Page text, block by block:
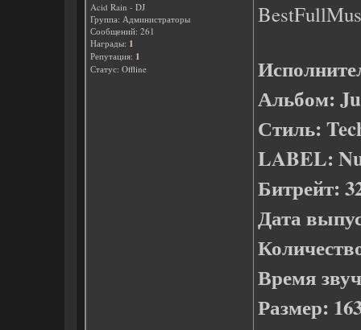
Acid Rain - DJ
Группа: Администраторы
Сообщений: 261
Награды: 1
Репутация: 1
Статус: Offline
Альбом:
Стиль:
LABEL:
Битрейт:
Дата
Время
Размер: